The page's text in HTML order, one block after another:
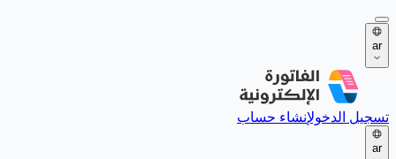
ar
تسجيل الدخولإنشاء حساب
ar